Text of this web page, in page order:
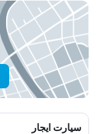
سيارت ايجار